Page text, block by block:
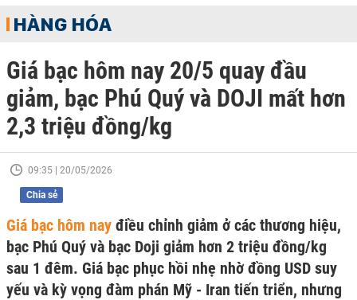
HÀNG HÓA
Giá bạc hôm nay 20/5 quay đầu
giảm, bạc Phú Quý và DOJI mất hơn
2,3 triệu đồng/kg
09:35 | 20/05/2026
Chia sẻ
Giá bạc hôm nay điều chỉnh giảm ở các thương hiệu,
bạc Phú Quý và bạc Doji giảm hơn 2 triệu đồng/kg
sau 1 đêm. Giá bạc phục hồi nhẹ nhờ đồng USD suy
yếu và kỳ vọng đàm phán Mỹ - Iran tiến triển, nhưng